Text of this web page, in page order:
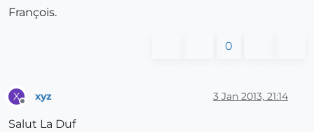
François.
0
X xyz 3 Jan 2013, 21:14
Salut La Duf